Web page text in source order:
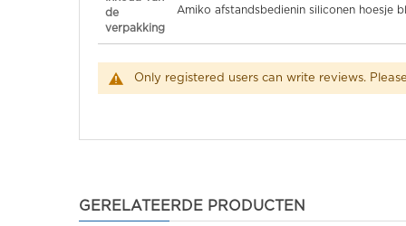
de
verpakking
Amiko afstandsbedienin siliconen hoesje
Only registered users can write reviews. Please
GERELATEERDE PRODUCTEN